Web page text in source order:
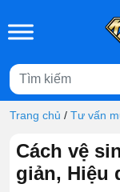
Trang chủ / Tư vấn
Cách vệ
giản, Hiệu